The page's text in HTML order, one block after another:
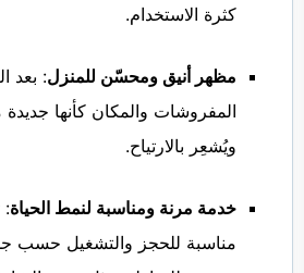
كثرة الاستخدام.
مظهر أنيق ومحسّن للمنزل: بعد
المفروشات والمكان كأنها
ويُشعِر بالارتياح.
خدمة مرنة ومناسبة لنمط الحياة:
مناسبة للحجز والتشغيل حسب